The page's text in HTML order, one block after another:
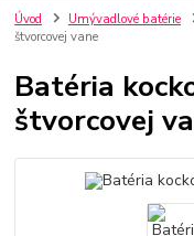
Úvod Umývadlové batérie
štvorcovej vane
Batéria
štvorcovej